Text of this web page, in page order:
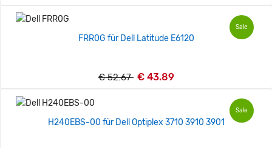
Sale
FRR0G für Dell Latitude E6120
€ 52.67 € 43.89
Sale
H240EBS-00 für Dell Optiplex 3710 3910 3901